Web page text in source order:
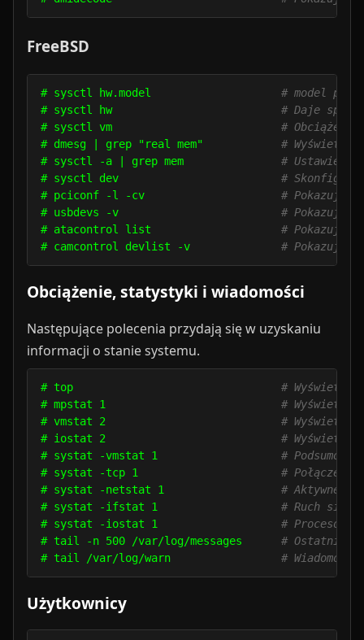
FreeBSD
# sysctl hw.model # model
# sysctl hw # Daje
# sysctl vm # Obciążenie
# dmesg | grep "real mem" # Wyświetla
# sysctl -a | grep mem #
# sysctl dev #
# pciconf -l -cv # Pokazuje
# usbdevs -v # Pokazuje
# atacontrol list # Pokazuje
# camcontrol devlist -v # Pokazuje
Obciążenie, statystyki i wiadomości
Następujące polecenia przydają się w uzyskaniu
informacji o stanie systemu.
# top # Wyświetla
# mpstat 1 # Wyświetla
# vmstat 2 #
# iostat 2 # Wyświetla
# systat -vmstat 1 #
# systat -tcp 1 #
# systat -netstat 1 # Aktywne
# systat -ifstat 1 # Ruch
# systat -iostat 1 # Procesor i
# tail -n 500 /var/log/messages # Ostatnie
# tail /var/log/warn #
Użytkownicy